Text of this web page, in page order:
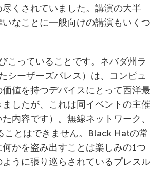
くされていました。講演の大半
なことに一般向けの講演もいくつ
こっていることです。ネバダ州ラ
シーザーズパレス）は、コンピュ
値を持つデバイスにとって西洋最
したが、これは同イベントの主催
内容です）。無線ネットワーク、
とはできません。Black Hatの常
かを盗み出すことは楽しみの1つ
うに張り巡らされているプレスル